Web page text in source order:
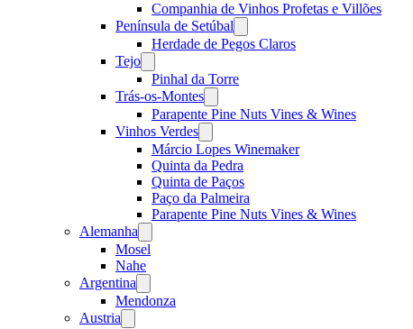
Companhia de Vinhos Profetas e Villões
Península de Setúbal
menu
Herdade de Pegos Claros
Tejo
menu
Pinhal da Torre
Trás-os-Montes
menu
Parapente Pine Nuts Vines & Wines
Vinhos Verdes
menu
Márcio Lopes Winemaker
Quinta da Pedra
Quinta de Paços
Paço da Palmeira
Parapente Pine Nuts Vines & Wines
Alemanha
menu
Mosel
Nahe
Argentina
menu
Mendonza
Austria